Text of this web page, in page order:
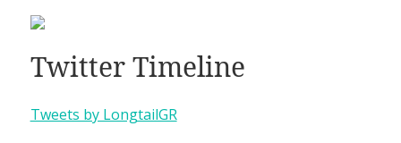
Twitter Timeline
Tweets by LongtailGR